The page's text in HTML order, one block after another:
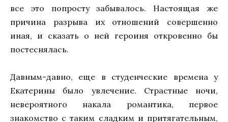
все это попросту забывалось. Настоящая же
причина разрыва их отношений совершенно
иная, и сказать о ней героиня откровенно бы
постеснялась.
Давным-давно, еще в студенческие времена у
Екатерины было увлечение. Страстные ночи,
невероятного накала романтика, первое
знакомство с таким сладким и притягательным,